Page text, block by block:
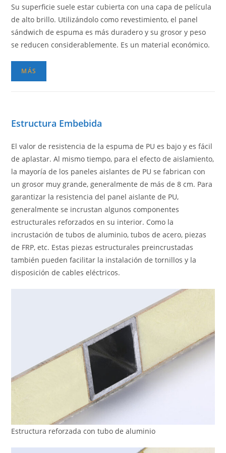
Su superficie suele estar cubierta con una capa de película
de alto brillo. Utilizándolo como revestimiento, el panel
sándwich de espuma es más duradero y su grosor y peso
se reducen considerablemente. Es un material económico.
MÁS
Estructura Embebida
El valor de resistencia de la espuma de PU es bajo y es fácil
de aplastar. Al mismo tiempo, para el efecto de aislamiento,
la mayoría de los paneles aislantes de PU se fabrican con
un grosor muy grande, generalmente de más de 8 cm. Para
garantizar la resistencia del panel aislante de PU,
generalmente se incrustan algunos componentes
estructurales reforzados en su interior. Como la
incrustación de tubos de aluminio, tubos de acero, piezas
de FRP, etc. Estas piezas estructurales preincrustadas
también pueden facilitar la instalación de tornillos y la
disposición de cables eléctricos.
Estructura reforzada con tubo de aluminio